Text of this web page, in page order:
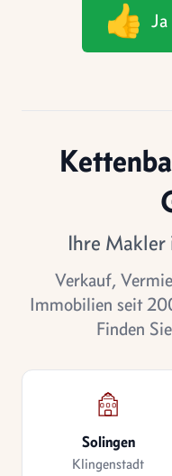
👍 Ja
Ihre Makler
Verkauf,
Immobilien seit
Finden
Solingen
Klingenstadt